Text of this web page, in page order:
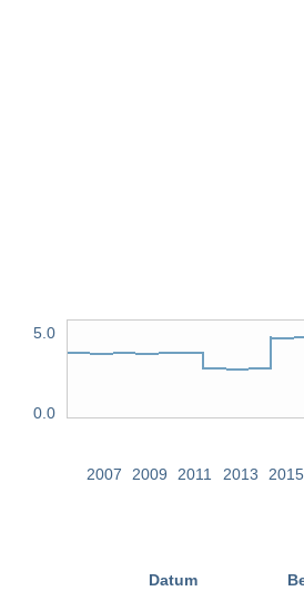
5.0
0.0
2007 2009 2011 2013 2015
Datum